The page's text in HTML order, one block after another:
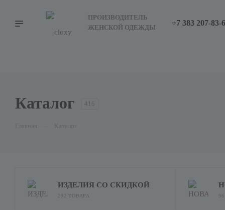
ПРОИЗВОДИТЕЛЬ
ЖЕНСКОЙ ОДЕЖДЫ
+7 383 207-83-
Каталог 416
ИЗДЕЛИЯ СО СКИДКОЙ
292 ТОВАРА